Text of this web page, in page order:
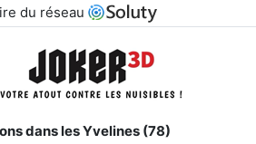
du réseau
dans les Yvelines (78)